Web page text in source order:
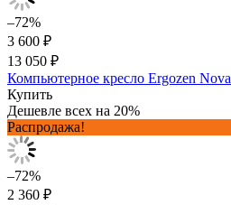
–72%
3 600 ₽
13 050 ₽
Компьютерное кресло Ergozen Nova
Купить
Дешевле всех на 20%
Распродажа!
–72%
2 360 ₽